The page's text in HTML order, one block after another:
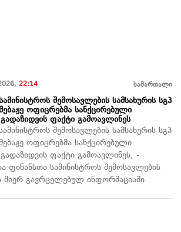
22:14 სამართალი
შემოსავლების სამსახურის სგპ
ოფიცრებმა სანქცირებული
ფაქტი გამოავლინეს
შემოსავლების სამსახურის სგპ
ოფიცრებმა სანქცირებული
ფაქტი გამოავლინეს, -
ფინანსთა სამინისტროს შემოსავლების
მიერ გავრცელებულ ინფორმაციაში.